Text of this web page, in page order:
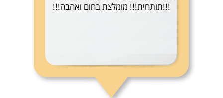
!!!תותחית!!! מומלצת בחום ואהבה!!!